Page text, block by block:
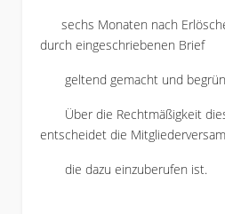
sechs Monaten nach
durch eingeschriebenen Brief
geltend gemacht und
Über die Rechtmäßigkeit
entscheidet die
die dazu einzuberufen ist.